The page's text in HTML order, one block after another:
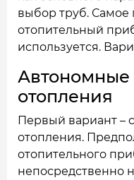
выбор труб. Самое
отопительный
используется.
Автономные
отопления
Первый вариант –
отопления.
отопительного
непосредственно